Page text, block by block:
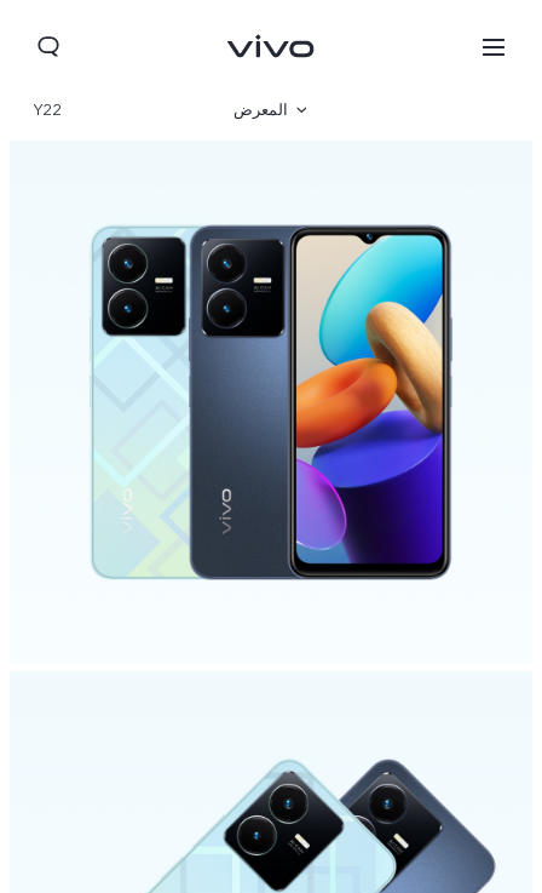
Saudi Arabia (AR) | حدد البلد/المنطقة
Y22 المعرض
المواصفات